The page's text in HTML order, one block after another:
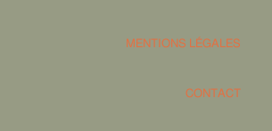
MENTIONS LÉGALES
CONTACT